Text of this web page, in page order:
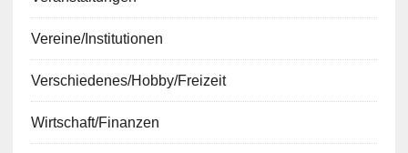
Vereine/Institutionen
Verschiedenes/Hobby/Freizeit
Wirtschaft/Finanzen